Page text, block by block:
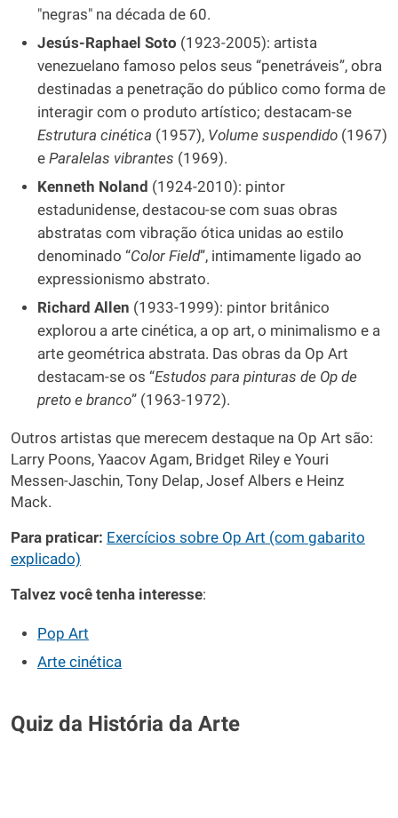
"negras" na década de 60.
Jesús-Raphael Soto (1923-2005): artista
venezuelano famoso pelos seus “penetráveis”, obra
destinadas a penetração do público como forma de
interagir com o produto artístico; destacam-se
Estrutura cinética (1957), Volume suspendido (1967)
e Paralelas vibrantes (1969).
Kenneth Noland (1924-2010): pintor
estadunidense, destacou-se com suas obras
abstratas com vibração ótica unidas ao estilo
denominado “Color Field”, intimamente ligado ao
expressionismo abstrato.
Richard Allen (1933-1999): pintor britânico
explorou a arte cinética, a op art, o minimalismo e a
arte geométrica abstrata. Das obras da Op Art
destacam-se os “Estudos para pinturas de Op de
preto e branco” (1963-1972).
Outros artistas que merecem destaque na Op Art são:
Larry Poons, Yaacov Agam, Bridget Riley e Youri
Messen-Jaschin, Tony Delap, Josef Albers e Heinz
Mack.
Para praticar: Exercícios sobre Op Art (com gabarito
explicado)
Talvez você tenha interesse:
Pop Art
Arte cinética
Quiz da História da Arte